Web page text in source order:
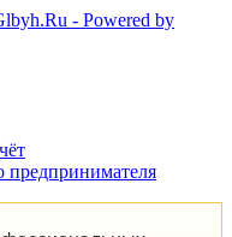
предпринимателя